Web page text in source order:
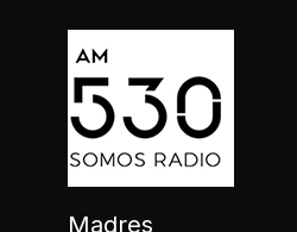
Madres